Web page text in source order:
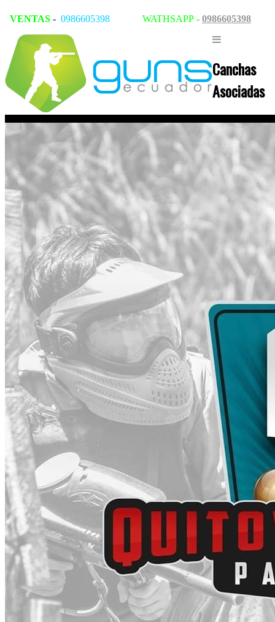
VENTAS - 0986605398 WATHSAPP - 0986605398
Canchas
Asociadas